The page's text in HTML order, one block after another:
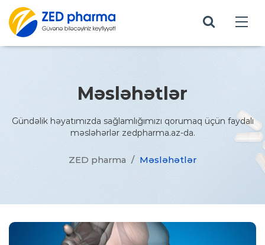
Məsləhətlər
Gündəlik həyatımızda sağlamlığımızı qorumaq üçün faydalı
məsləhərlər zedpharma.az-da.
ZED pharma / Məsləhətlər